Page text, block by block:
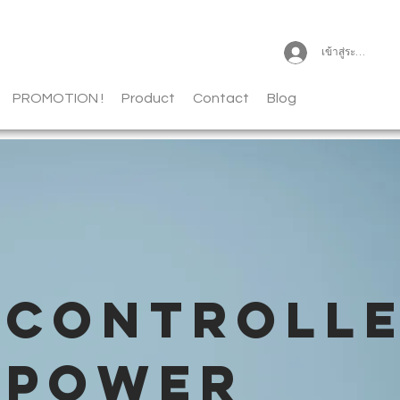
เข้าสู่ระบบ
PROMOTION ! Product Contact Blog
POWER